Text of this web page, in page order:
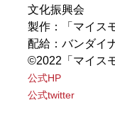
文化振興会
製作：「マイス
配給：バンダイ
©︎2022「マイス
公式HP
公式twitter